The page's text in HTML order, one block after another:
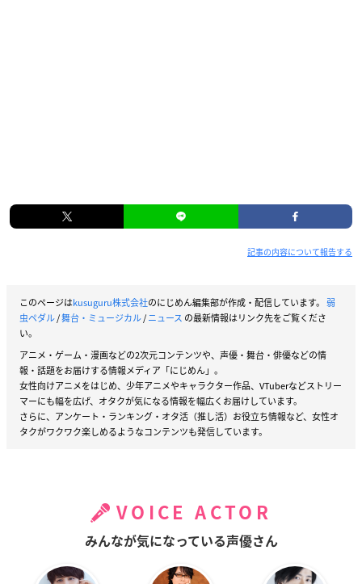
記事の内容について報告する
このページはkusuguru株式会社のにじめん編集部が作成・配信しています。 弱
虫ペダル/舞台・ミュージカル/ニュース の最新情報はリンク先をご覧くださ
い。
アニメ・ゲーム・漫画などの2次元コンテンツや、声優・舞台・俳優などの情
報・話題をお届けする情報メディア「にじめん」。
女性向けアニメをはじめ、少年アニメやキャラクター作品、VTuberなどストリー
マーにも幅を広げ、オタクが気になる情報を幅広くお届けしています。
さらに、アンケート・ランキング・オタ活（推し活）お役立ち情報など、女性オ
タクがワクワク楽しめるようなコンテンツも発信しています。
VOICE ACTOR
みんなが気になっている声優さん